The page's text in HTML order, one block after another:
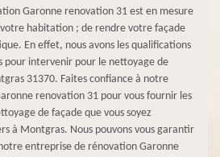
Garonne renovation 31 est en mesure
habitation ; de rendre votre façade
En effet, nous avons les qualifications
pour intervenir pour le nettoyage de
31370. Faites confiance à notre
renovation 31 pour vous fournir les
de façade que vous soyez
à Montgras. Nous pouvons vous garantir
entreprise de rénovation Garonne